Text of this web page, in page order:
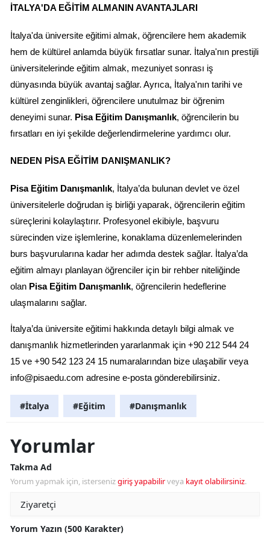
İTALYA'DA EĞITIM ALMANIN AVANTAJLARI
İtalya'da üniversite eğitimi almak, öğrencilere hem akademik
hem de kültürel anlamda büyük fırsatlar sunar. İtalya'nın prestijli
üniversitelerinde eğitim almak, mezuniyet sonrası iş
dünyasında büyük avantaj sağlar. Ayrıca, İtalya'nın tarihi ve
kültürel zenginlikleri, öğrencilere unutulmaz bir öğrenim
deneyimi sunar. Pisa Eğitim Danışmanlık, öğrencilerin bu
fırsatları en iyi şekilde değerlendirmelerine yardımcı olur.
NEDEN PISA EĞITIM DANIŞMANLIK?
Pisa Eğitim Danışmanlık, İtalya’da bulunan devlet ve özel
üniversitelerle doğrudan iş birliği yaparak, öğrencilerin eğitim
süreçlerini kolaylaştırır. Profesyonel ekibiyle, başvuru
sürecinden vize işlemlerine, konaklama düzenlemelerinden
burs başvurularına kadar her adımda destek sağlar. İtalya’da
eğitim almayı planlayan öğrenciler için bir rehber niteliğinde
olan Pisa Eğitim Danışmanlık, öğrencilerin hedeflerine
ulaşmalarını sağlar.
İtalya’da üniversite eğitimi hakkında detaylı bilgi almak ve
danışmanlık hizmetlerinden yararlanmak için +90 212 544 24
info@pisaedu.com adresine e-posta gönderebilirsiniz.
#İtalya #Eğitim #Danışmanlık
Yorumlar
Takma Ad
Yorum yapmak için, istersenizgiriş yapabilirveya kayıt olabilirsiniz.
Yorum Yazın (500 Karakter)